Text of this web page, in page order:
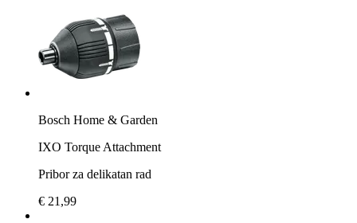
Bosch Home & Garden
IXO Torque Attachment
Pribor za delikatan rad
€ 21,99